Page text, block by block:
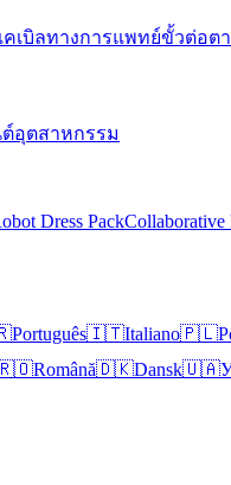
คเบิลทางการแพทย์ขั้วต่อต
อุตสาหกรรม
Dress PackCollaborative
Português🇮🇹Italiano🇵🇱
Română🇩🇰Dansk🇺🇦